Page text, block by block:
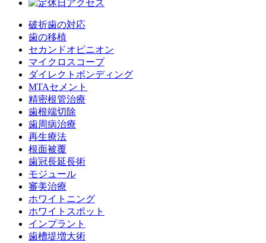
破折歯の対応
歯の移植
セカンドオピニオン
マイクロスコープ
ダイレクトボンディング
MTAセメント
精密根管治療
歯根端切除
歯周病治療
再生療法
根面被覆
歯冠長延長術
モジュール
審美治療
ホワイトニング
ホワイトスポット
インプラント
歯槽堤増大術